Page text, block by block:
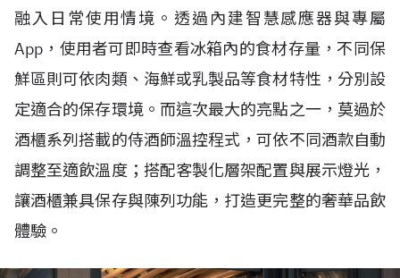
融入日常使用情境。透過內建智慧感應器與專屬
App，使用者可即時查看冰箱內的食材存量，不同保
鮮區則可依肉類、海鮮或乳製品等食材特性，分別設
定適合的保存環境。而這次最大的亮點之一，莫過於
酒櫃系列搭載的侍酒師溫控程式，可依不同酒款自動
調整至適飲溫度；搭配客製化層架配置與展示燈光，
讓酒櫃兼具保存與陳列功能，打造更完整的奢華品飲
體驗。